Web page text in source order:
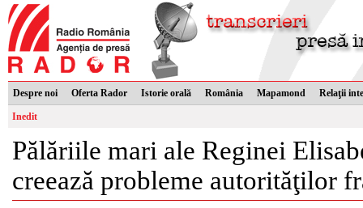
Despre noi Oferta Rador Istorie orală România Mapamond Relaţii
Inedit
Pălăriile mari ale Reginei
creează probleme autorităţilor